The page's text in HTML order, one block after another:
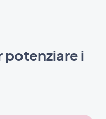
potenziare i